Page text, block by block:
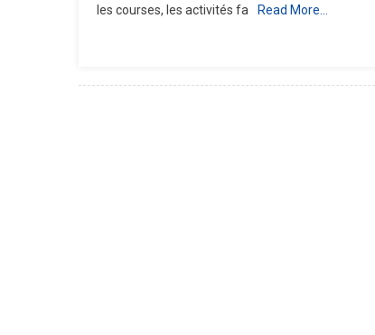
les courses, les activités fa
Read More…